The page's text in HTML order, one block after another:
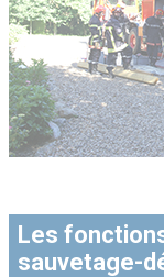
Les
sauvetage-